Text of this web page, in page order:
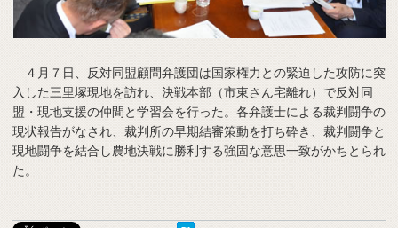
４月７日、反対同盟顧問弁護団は国家権力との緊迫した攻防に突
入した三里塚現地を訪れ、決戦本部（市東さん宅離れ）で反対同
盟・現地支援の仲間と学習会を行った。各弁護士による裁判闘争の
現状報告がなされ、裁判所の早期結審策動を打ち砕き、裁判闘争と
現地闘争を結合し農地決戦に勝利する強固な意思一致がかちとられ
た。